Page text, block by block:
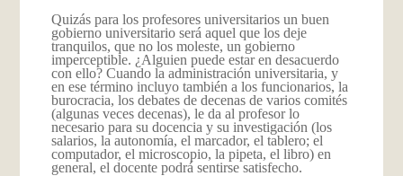
Quizás para los profesores universitarios un buen
gobierno universitario será aquel que los deje
tranquilos, que no los moleste, un gobierno
imperceptible. ¿Alguien puede estar en desacuerdo
con ello? Cuando la administración universitaria, y
en ese término incluyo también a los funcionarios, la
burocracia, los debates de decenas de varios comités
(algunas veces decenas), le da al profesor lo
necesario para su docencia y su investigación (los
salarios, la autonomía, el marcador, el tablero; el
computador, el microscopio, la pipeta, el libro) en
general, el docente podrá sentirse satisfecho.